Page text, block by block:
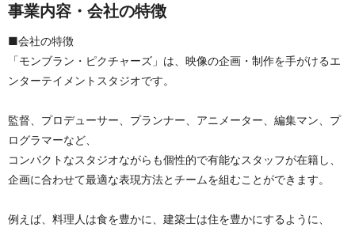
事業内容・会社の特徴
■会社の特徴
「モンブラン・ピクチャーズ」は、映像の企画・制作を手がけるエ
ンターテイメントスタジオです。
監督、プロデューサー、プランナー、アニメーター、編集マン、プ
ログラマーなど、
コンパクトなスタジオながらも個性的で有能なスタッフが在籍し、
企画に合わせて最適な表現方法とチームを組むことができます。
例えば、料理人は食を豊かに、建築士は住を豊かにするように、